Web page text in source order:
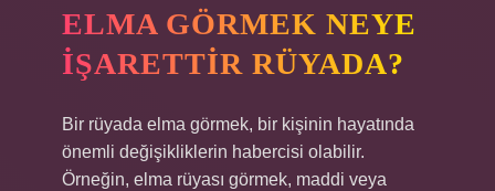
ELMA GÖRMEK NEYE
IŞARETTIR RÜYADA?
Bir rüyada elma görmek, bir kişinin hayatında
önemli değişikliklerin habercisi olabilir.
Örneğin, elma rüyası görmek, maddi veya